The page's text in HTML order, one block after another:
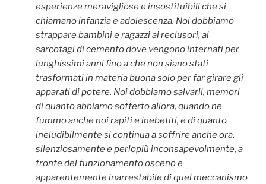
esperienze meravigliose e insostituibili che si
chiamano infanzia e adolescenza. Noi dobbiamo
strappare bambini e ragazzi ai reclusori, ai
sarcofagi di cemento dove vengono internati per
lunghissimi anni fino a che non siano stati
trasformati in materia buona solo per far girare gli
apparati di potere. Noi dobbiamo salvarli, memori
di quanto abbiamo sofferto allora, quando ne
fummo anche noi rapiti e inebetiti, e di quanto
ineludibilmente si continua a soffrire anche ora,
silenziosamente e perlopiù inconsapevolmente, a
fronte del funzionamento osceno e
apparentemente inarrestabile di quel meccanismo